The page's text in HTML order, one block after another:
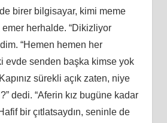
birer bilgisayar, kimi meme
herhalde. “Dikizliyor
“Hemen hemen her
evde senden başka kimse yok
sürekli açık zaten, niye
dedi. “Aferin kız bugüne kadar
bir çıtlatsaydın, seninle de